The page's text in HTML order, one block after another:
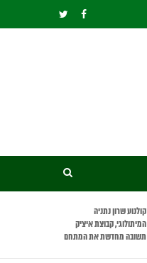
קולנוע שרון נתניה
המיתולוגי, קבוצת איציק
תשובה מחדשת את המתחם